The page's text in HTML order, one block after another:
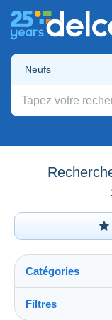
Neufs
Catégories
Filtres